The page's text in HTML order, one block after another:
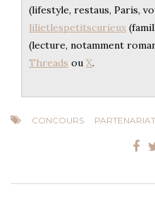
(lifestyle, restaus, Paris,
lilietlespetitscurieux
(lecture, notamment
Threads ou X.
CONCOURS PARTENARIAT